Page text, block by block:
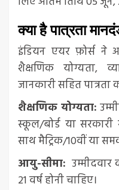
क्या है पात्रता
इंडियन एयर फ़ोर्स ने
शैक्षणिक योग्यता,
जानकारी सहित
शैक्षणिक योग्यता:
स्कूल/बोर्ड या
साथ मैट्रिक/10वीं या
आयु-सीमा:
21 वर्ष होनी चाहिए।